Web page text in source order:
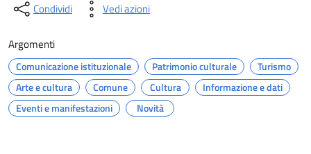
Condividi Vedi azioni
Argomenti
Comunicazione istituzionale Patrimonio culturale
Turismo
Arte e cultura
Comune Cultura
Informazione e dati
Eventi e manifestazioni
Novità